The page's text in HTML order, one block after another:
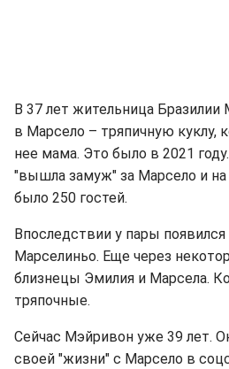
В 37 лет жительница
в Марсело – тряпичную куклу,
нее мама. Это было в 2021
"вышла замуж" за Марсело и
было 250 гостей.
Впоследствии у пары
Марселиньо. Еще через
близнецы Эмилия и Марсела.
тряпочные.
Сейчас Мэйривон уже 39 лет.
своей "жизни" с Марсело в